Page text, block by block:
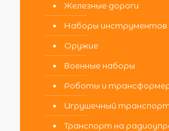
Железные дороги
Наборы инструментов
Оружие
Военные наборы
Роботы и
Игрушечный транспорт
Транспорт на